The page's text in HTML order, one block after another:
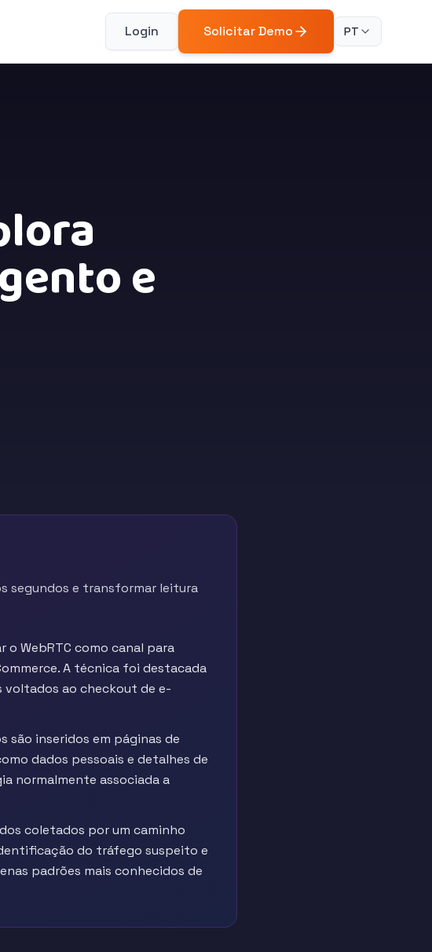
Login Solicitar Demo PT
e
segundos e transformar leitura
WebRTC como canal para
A técnica foi destacada
voltados ao checkout de e-
são inseridos em páginas de
dados pessoais e detalhes de
normalmente associada a
coletados por um caminho
do tráfego suspeito e
padrões mais conhecidos de